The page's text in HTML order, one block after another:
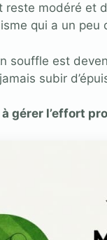
modéré et
qui a un
souffle est
subir
gérer l’effort